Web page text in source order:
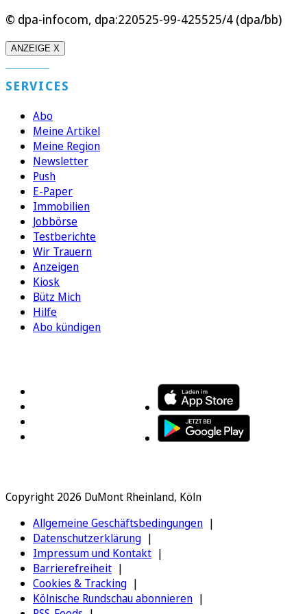
© dpa-infocom, dpa:220525-99-425525/4 (dpa/bb)
ANZEIGE X
SERVICES
Abo
Meine Artikel
Meine Region
Newsletter
Push
E-Paper
Immobilien
Jobbörse
Testberichte
Wir Trauern
Anzeigen
Kiosk
Bütz Mich
Hilfe
Abo kündigen
Copyright 2026 DuMont Rheinland, Köln
Allgemeine Geschäftsbedingungen
Datenschutzerklärung
Impressum und Kontakt
Barrierefreiheit
Cookies & Tracking
Kölnische Rundschau abonnieren